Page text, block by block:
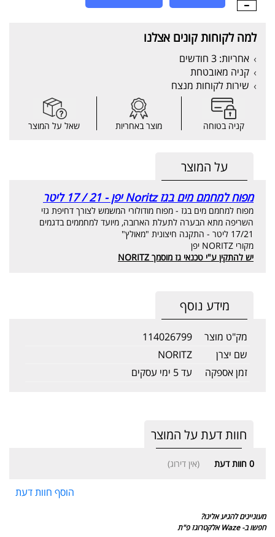
למה לקוחות קונים אצלנו
אחריות: 3 חודשים
קניה מאובטחת
שירות לקוחות מנצח
קניה בטוחה מוצר באחריות שאל על המוצר
על המוצר
מפוח למחמם מים בגז Noritz יפן - 21 / 17 ליטר
מפוח למחמם מים בגז - מפוח מודולורי המשמש לצורך דחיפת גזי
השריפה מתא הבערה לתעלת הארובה, מיועד למחממים בדגמים
17/21 ליטר - התקנה חיצונית "מאולץ"
מקורי NORITZ יפן
יש להתקין ע"י טכנאי גז מוסמך NORITZ
מידע נוסף
מק"ט מוצר
114026799
שם יצרן
NORITZ
זמן אספקה
עד 5 ימי עסקים
חוות דעת על המוצר
0 חוות דעת (אין דירוג)
הוסף חוות דעת
מעוניינים להגיע אלינו?
חפשו ב- Waze אלקטרוגז פ"ת